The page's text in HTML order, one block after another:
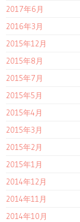
2017年6月
2016年3月
2015年12月
2015年8月
2015年7月
2015年5月
2015年4月
2015年3月
2015年2月
2015年1月
2014年12月
2014年11月
2014年10月